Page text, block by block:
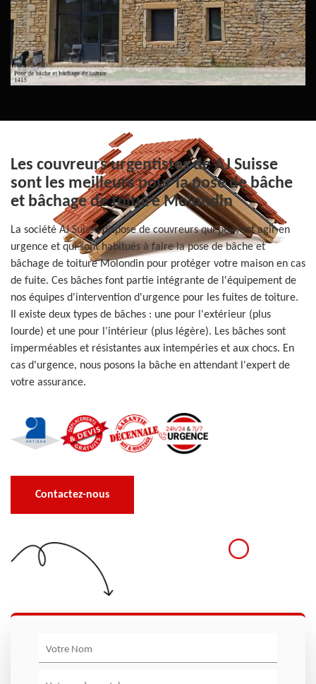
Les couvreurs urgentistes de AJ Suisse
sont les meilleurs pour la pose de bâche
et bâchage de toiture Molondin
La société AJ Suisse dispose de couvreurs qui peuvent agir en
urgence et qui sont habitués à faire la pose de bâche et
bâchage de toiture Molondin pour protéger votre maison en cas
de fuite. Ces bâches font partie intégrante de l'équipement de
nos équipes d'intervention d'urgence pour les fuites de toiture.
Il existe deux types de bâches : une pour l'extérieur (plus
lourde) et une pour l'intérieur (plus légère). Les bâches sont
imperméables et résistantes aux intempéries et aux chocs. En
cas d'urgence, nous posons la bâche en attendant l'expert de
votre assurance.
Contactez-nous